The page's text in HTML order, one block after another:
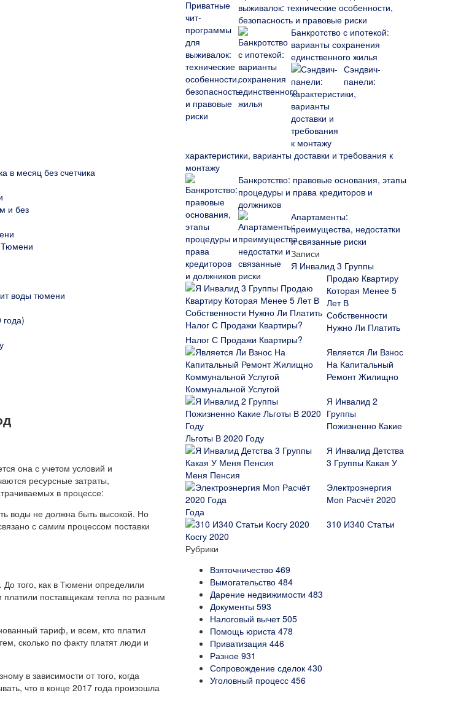
в месяц без счетчика
и без
Тюмени
воды тюмени
она с учетом условий и
ресурсные затраты,
в процессе:
воды не должна быть высокой. Но
с самим процессом поставки
того, как в Тюмени определили
поставщикам тепла по разным
тариф, и всем, кто платил
сколько по факту платят люди и
в зависимости от того, когда
что в конце 2017 года произошла
выживалок: технические особенности,
безопасность и правовые риски
Банкротство с ипотекой:
варианты сохранения
единственного жилья
Сэндвич-
панели:
характеристики, варианты доставки и требования к
монтажу
Банкротство: правовые основания, этапы
процедуры и права кредиторов и
должников
Апартаменты:
преимущества, недостатки
и связанные риски
Записи
Я Инвалид 3 Группы
Продаю Квартиру
Которая Менее 5
Лет В
Собственности
Нужно Ли Платить
Налог С Продажи Квартиры?
Является Ли Взнос
На Капитальный
Ремонт Жилищно
Коммунальной Услугой
Я Инвалид 2
Группы
Пожизненно Какие
Льготы В 2020 Году
Я Инвалид Детства
3 Группы Какая У
Меня Пенсия
Электроэнергия
Моп Расчёт 2020
Года
310 И340 Статьи
Косгу 2020
Рубрики
Взяточничество 469
Вымогательство 484
Дарение недвижимости 483
Документы 593
Налоговый вычет505
Помощь юриста 478
Приватизация 446
Разное 931
Сопровождение сделок 430
Уголовный процесс 456